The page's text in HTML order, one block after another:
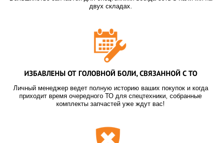
двух складах.
ИЗБАВЛЕНЫ ОТ ГОЛОВНОЙ БОЛИ, СВЯЗАННОЙ С ТО
Личный менеджер ведет полную историю ваших покупок и когда
приходит время очередного ТО для спецтехники, собранные
комплекты запчастей уже ждут вас!